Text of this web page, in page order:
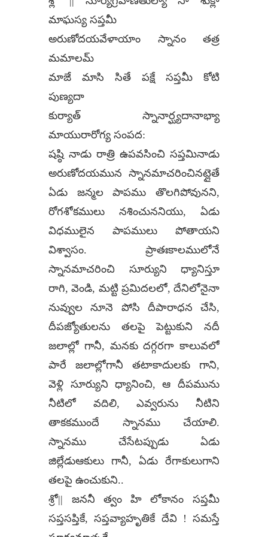
మాఘస్య సప్తమీ
అరుణోదయవేళాయాం స్నానం తత్ర
మమాలమ్
మాఙే మాసి సితే పక్షే సప్తమీ కోటి
పుణ్యదా
కుర్యాత్ స్నానార్ఘ్యదానాభ్యా
మాయురారోగ్య సంపద:
షష్ఠి నాడు రాత్రి ఉపవసించి సప్తమినాడు
అరుణోదయమున స్నానమాచరించినట్లైతే
ఏడు జన్మల పాపము తొలగిపోవునని,
రోగశోకములు నశించుననియు, ఏడు
విధములైన పాపములు పోతాయని
విశ్వాసం. ప్రాతఃకాలములోనే
స్నానమాచరించి సూర్యుని ధ్యానిస్తూ
రాగి, వెండి, మట్టి ప్రమిదలలో, దేనిలోనైనా
నువ్వుల నూనె పోసి దీపారాధన చేసి,
దీపజ్యోతులను తలపై పెట్టుకుని నదీ
జలాల్లో గానీ, మనకు దగ్గరగా కాలువలో
పారే జలాల్లోగానీ తటాకాదులకు గాని,
వెళ్లి సూర్యుని ధ్యానించి, ఆ దీపమును
నీటిలో వదిలి, ఎవ్వరును నీటిని
తాకకముందే స్నానము చేయాలి.
స్నానము చేసేటప్పుడు ఏడు
జిల్లేడుఆకులు గానీ, ఏడు రేగాకులుగాని
తలపై ఉంచుకుని..
శ్రో|| జననీ త్వం హి లోకానం సప్తమీ
సప్తసప్తికే, సప్తవ్యాహృతికే దేవి ! సమస్తే